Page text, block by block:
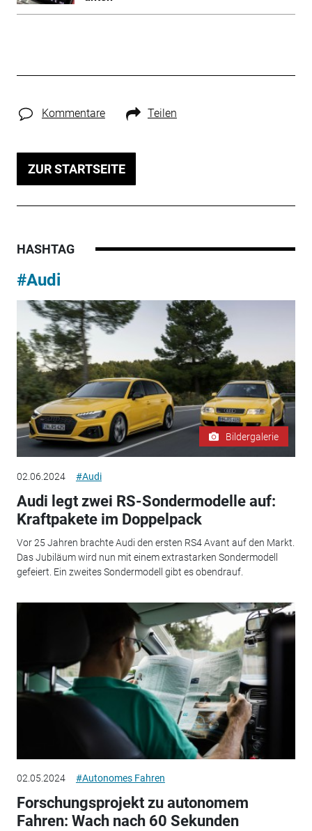
Kommentare Teilen
ZUR STARTSEITE
HASHTAG
#Audi
Bildergalerie
02.06.2024 #Audi
Audi legt zwei RS-Sondermodelle auf:
Kraftpakete im Doppelpack
Vor 25 Jahren brachte Audi den ersten RS4 Avant auf den Markt.
Das Jubiläum wird nun mit einem extrastarken Sondermodell
gefeiert. Ein zweites Sondermodell gibt es obendrauf.
02.05.2024 #Autonomes Fahren
Forschungsprojekt zu autonomem
Fahren: Wach nach 60 Sekunden